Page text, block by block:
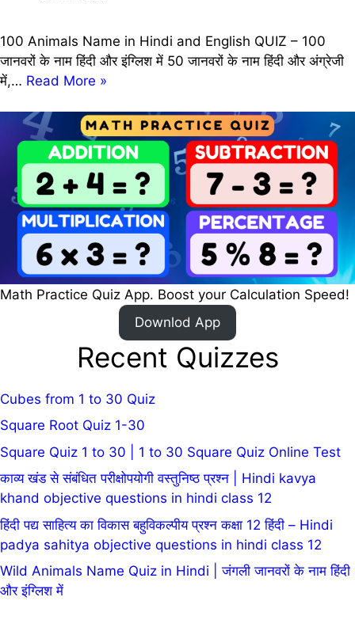
100 Animals Name in Hindi and English QUIZ – 100
जानवरों के नाम हिंदी और इंग्लिश में 50 जानवरों के नाम हिंदी और अंग्रेजी
में,… Read More »
Name
in
Hindi
and
English
[QUIZ]
|
100
जानवरों
के
नाम
हिंदी
और
में
Math Practice Quiz App. Boost your Calculation Speed!
Downlod App
Recent Quizzes
Cubes from 1 to 30 Quiz
Square Root Quiz 1-30
Square Quiz 1 to 30 | 1 to 30 Square Quiz Online Test
काव्य खंड से संबंधित परीक्षोपयोगी वस्तुनिष्ठ प्रश्न | Hindi kavya
khand objective questions in hindi class 12
हिंदी पद्य साहित्य का विकास बहुविकल्पीय प्रश्न कक्षा 12 हिंदी – Hindi
padya sahitya objective questions in hindi class 12
Wild Animals Name Quiz in Hindi | जंगली जानवरों के नाम हिंदी
और इंग्लिश में